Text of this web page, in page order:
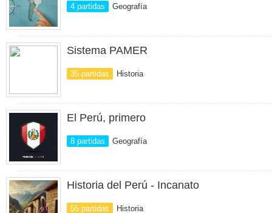
4 partidas Geografía
Sistema PAMER
35 partidas Historia
El Perú, primero
8 partidas Geografía
Historia del Perú - Incanato
55 partidas Historia